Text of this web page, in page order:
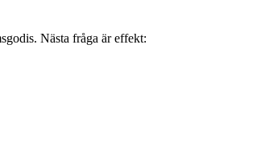
Nästa fråga är effekt: